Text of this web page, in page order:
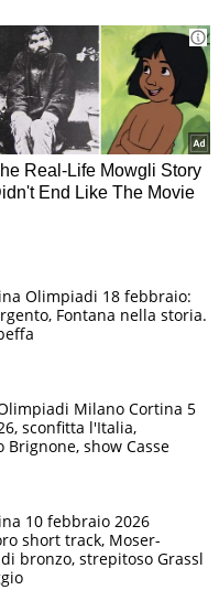
Olimpiadi 18 febbraio:
Fontana nella storia.
Milano Cortina 5
sconfitta l'Italia,
Brignone, show Casse
10 febbraio 2026
short track, Moser-
bronzo, strepitoso Grassl